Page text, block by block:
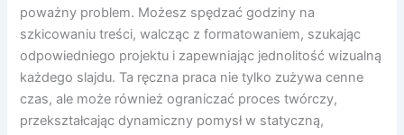
poważny problem. Możesz spędzać godziny na
szkicowaniu treści, walcząc z formatowaniem, szukając
odpowiedniego projektu i zapewniając jednolitość wizualną
każdego slajdu. Ta ręczna praca nie tylko zużywa cenne
czas, ale może również ograniczać proces twórczy,
przekształcając dynamiczny pomysł w statyczną,